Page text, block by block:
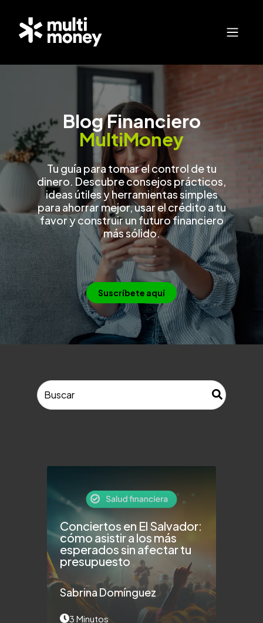
Blog Financiero
MultiMoney
Tu guía para tomar el control de tu
dinero. Descubre consejos prácticos,
ideas útiles y herramientas simples
para ahorrar mejor, usar el crédito a tu
favor y construir un futuro financiero
más sólido.
Suscríbete aquí
Esto es un campo de búsqueda con una función de texto
Conciertos en El Salvador:
cómo asistir a los más
esperados sin afectar tu
presupuesto
Sabrina Domínguez
3 Minutos